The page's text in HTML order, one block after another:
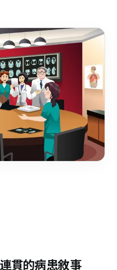
貫的病患敘事